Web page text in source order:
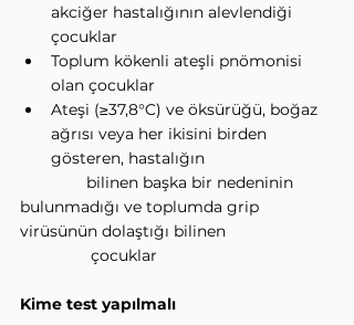
akciğer hastalığının alevlendiği
çocuklar
Toplum kökenli ateşli pnömonisi
olan çocuklar
Ateşi (≥37,8°C) ve öksürüğü, boğaz
ağrısı veya her ikisini birden
gösteren, hastalığın
bulunmadığı ve toplumda grip
virüsünün dolaştığı bilinen
                çocuklar
Kime test yapılmalı